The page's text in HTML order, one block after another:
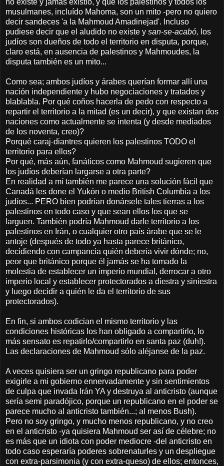
musulmanes, incluído Mahoma, son un mito -pero no quiero
decir sandeces 'a la Mahmoud Amadinejad'. Incluso
pudiese decir que el aludido no existe y san-se-acabó, los
judíos son dueños de todo el territorio en disputa, porque,
claro está, en ausencia de palestinos y Mahmoudes, la
disputa también es un mito...
Como sea; ambos judíos y árabes querían formar allí una
nación independiente y hubo negociaciones y tratados y
blablabla. Por qué coños hacerla de pedo con respecto a
repartir el territorio a la mitad (es un decir), y que existan dos
naciones como actualmente se intenta (y desde mediados
de los noventa, creo)?
Porqué caraj-diantres quieren los palestinos TODO el
territorio para ellos?
Por qué, más aún, fanáticos como Mahmoud sugieren que
los judíos deberían largarse a otra parte?
En realidad a mí también me parece una solución fácil que
Canadá les done el Yukón o medio British Columbia a los
judíos... PERO bien podrían donársele tales tierras a los
palestinos en todo caso y que sean ellos los que se
larguen. También podría Mahmoud darle territorio a los
palestinos en Irán, o cualquier otro país árabe que se le
antoje (después de todo ya hasta parece británico,
decidiendo con campancia quién debería vivir dónde; no,
peor que británico porque él jamás se ha tomado la
molestia de establecer un imperio mundial, derrocar a otro
imperio local y establecer protectorados a diestra y siniestra
y luego decidir a quién le da el territorio de sus
protectorados).
En fin, si ambos codician el mismo territorio y las
condiciones históricas los han obligado a compartirlo, lo
más sensato es repatirlo/compartirlo en santa paz (duh!).
Las declaraciones de Mahmoud sólo aléjanse de la paz.
A veces quisiera ser un gringo republicano para poder
exigirle a mi gobierno ennervadamente y sin sentimientos
de culpa que invada Irán YA y destruya al anticristo (aunque
sería semi paradójico, porque un republicano en el poder se
parece mucho al anticristo también...; al menos Bush).
Pero no soy gringo, y mucho menos republicano, y no creo
en el anticristo -ya quisiera Mahmoud ser así de célebre; no
es más que un idiota con poder mediocre -del anticristo en
todo caso esperaría poderes sobrenaturles y un despliegue
con extra-parsimonia (y con extra-queso) de ellos; entonces,